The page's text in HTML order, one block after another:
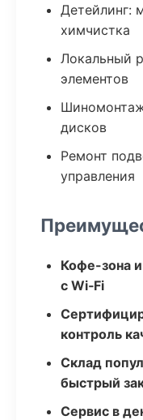
Детейлинг:
химчистка
Локальный
элементов
дисков
Ремонт
управления
Кофе-зона
с Wi‑Fi
контроль
Склад
быстрый
Сервис в